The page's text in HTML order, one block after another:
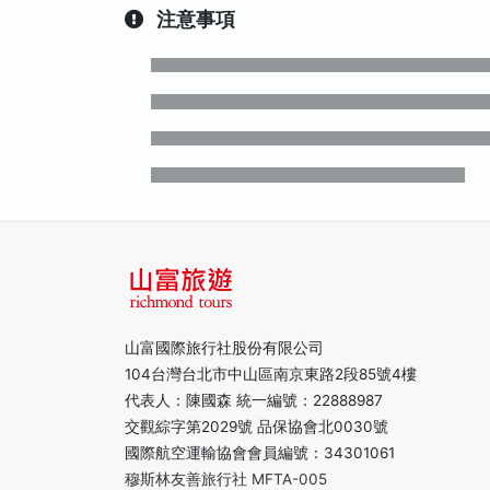
注意事項
山富國際旅行社股份有限公司
104台灣台北市中山區南京東路2段85號4樓
代表人：陳國森 統一編號：22888987
交觀綜字第2029號 品保協會北0030號
國際航空運輸協會會員編號：34301061
穆斯林友善旅行社 MFTA-005